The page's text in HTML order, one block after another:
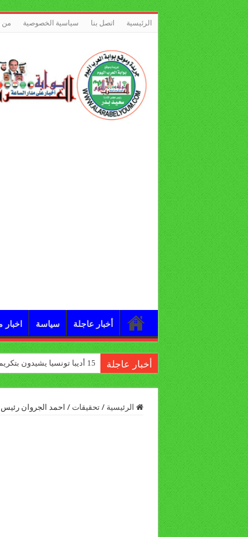
الرئيسية اتصل بنا سياسية الخصوصية من
أخبار عاجلة سياسة
أخبار عاجلة 15 أديبا تونسيا يشيدون بتكريم الشاعر علي الدرورة
الرئيسية / تحقيقات / احمد الجروان